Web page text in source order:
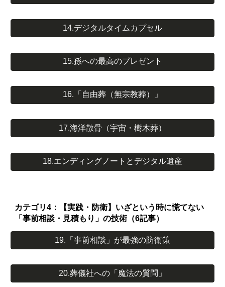
14.デジタルタイムカプセル
15.孫への最高のプレゼント
16.「自由葬（無宗教葬）」
17.海洋散骨（宇宙・樹木葬）
18.エンディングノートとデジタル遺産
カテゴリ4：【実践・防衛】いざという時に慌てない
「事前相談・見積もり」の技術（6記事）
19.「事前相談」が最強の防衛策
20.葬儀社への「魔法の質問」